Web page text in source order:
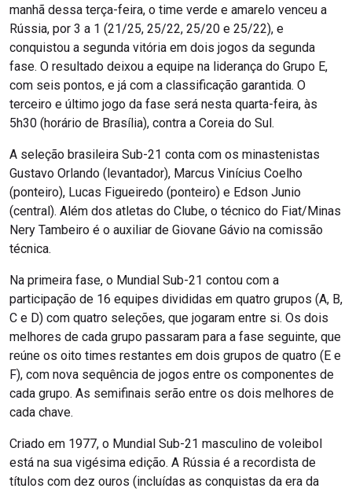
manhã dessa terça-feira, o time verde e amarelo venceu a
Rússia, por 3 a 1 (21/25, 25/22, 25/20 e 25/22), e
conquistou a segunda vitória em dois jogos da segunda
fase. O resultado deixou a equipe na liderança do Grupo E,
com seis pontos, e já com a classificação garantida. O
terceiro e último jogo da fase será nesta quarta-feira, às
5h30 (horário de Brasília), contra a Coreia do Sul.
A seleção brasileira Sub-21 conta com os minastenistas
Gustavo Orlando (levantador), Marcus Vinícius Coelho
(ponteiro), Lucas Figueiredo (ponteiro) e Edson Junio
(central). Além dos atletas do Clube, o técnico do Fiat/Minas
Nery Tambeiro é o auxiliar de Giovane Gávio na comissão
técnica.
Na primeira fase, o Mundial Sub-21 contou com a
participação de 16 equipes divididas em quatro grupos (A, B,
C e D) com quatro seleções, que jogaram entre si. Os dois
melhores de cada grupo passaram para a fase seguinte, que
reúne os oito times restantes em dois grupos de quatro (E e
F), com nova sequência de jogos entre os componentes de
cada grupo. As semifinais serão entre os dois melhores de
cada chave.
Criado em 1977, o Mundial Sub-21 masculino de voleibol
está na sua vigésima edição. A Rússia é a recordista de
títulos com dez ouros (incluídas as conquistas da era da